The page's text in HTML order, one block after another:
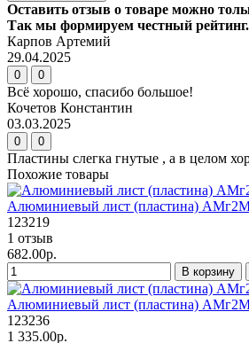
Оставить отзыв о товаре можно
Так мы формируем честный рейтинг.
Карпов Артемий
29.04.2025
0 0
Всё хорошо, спасибо большое!
Кочетов Константин
03.03.2025
0 0
Пластины слегка гнутые , а в целом
Похожие товары
Алюминиевый лист (пластина)
123219
1 отзыв
682.00р.
В корзину
Алюминиевый лист (пластина)
123236
1 335.00р.